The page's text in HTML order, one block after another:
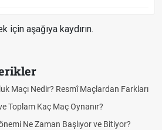
için aşağıya kaydırın.
Maçlardan Farkları
Oynanır?
ve Bitiyor?
Puan
Futbol